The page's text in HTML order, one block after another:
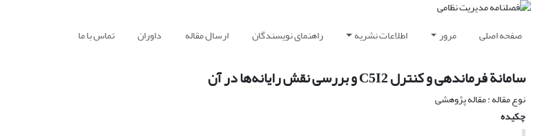
صفحه اصلی مرور اطلاعات نشریه راهنمای نویسندگان ارسال مقاله داوران تماس با ما
سامانة فرماندهی و کنترل C5I2 و بررسی نقش رایانه‌ها در آن
نوع مقاله : مقاله پژوهشی
چکیده